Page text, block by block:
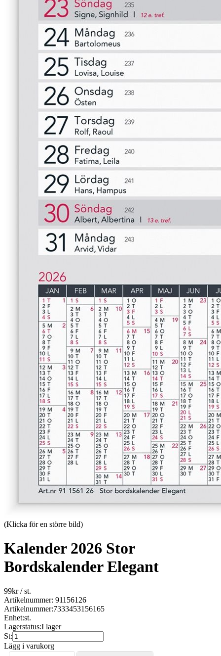
(Klicka för en större bild)
Kalender 2026 Stor
Bordskalender Elegant
99kr/ st.
Artikelnummer: 91156126
Artikelnummer:7333453156165
Enhet:st.
Lagerstatus:I lager
St:
Lägg i varukorg